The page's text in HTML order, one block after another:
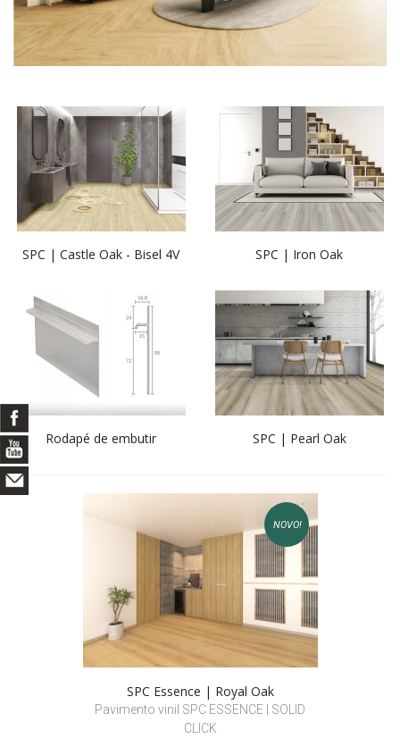
SPC | Castle Oak - Bisel 4V SPC | Iron Oak
Rodapé de embutir SPC | Pearl Oak
NOVO!
SPC Essence | Royal Oak
Pavimento vinil SPC ESSENCE | SOLID
CLICK